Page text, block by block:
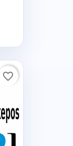
favorite_border